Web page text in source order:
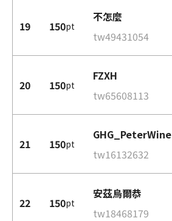
19 150pt
不怎麼
tw49431054
20 150pt
FZXH
tw65608113
21 150pt
GHG_PeterWine
tw16132632
22 150pt
安茲烏爾恭
tw18468179